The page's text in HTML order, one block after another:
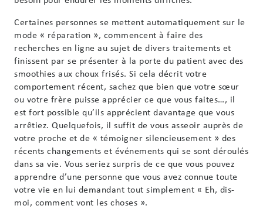
Certaines personnes se mettent automatiquement sur le
mode « réparation », commencent à faire des
recherches en ligne au sujet de divers traitements et
finissent par se présenter à la porte du patient avec des
smoothies aux choux frisés. Si cela décrit votre
comportement récent, sachez que bien que votre sœur
ou votre frère puisse apprécier ce que vous faites…, il
est fort possible qu’ils apprécient davantage que vous
arrêtiez. Quelquefois, il suffit de vous asseoir auprès de
votre proche et de « témoigner silencieusement » des
récents changements et événements qui se sont déroulés
dans sa vie. Vous seriez surpris de ce que vous pouvez
apprendre d’une personne que vous avez connue toute
votre vie en lui demandant tout simplement « Eh, dis-
moi, comment vont les choses ».